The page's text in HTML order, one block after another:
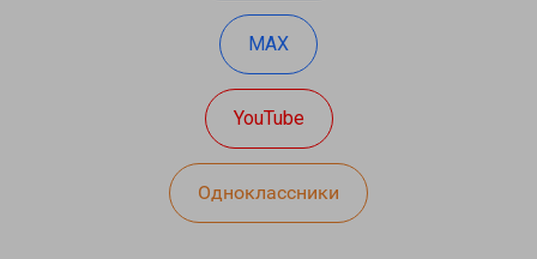
MAX
YouTube
Одноклассники